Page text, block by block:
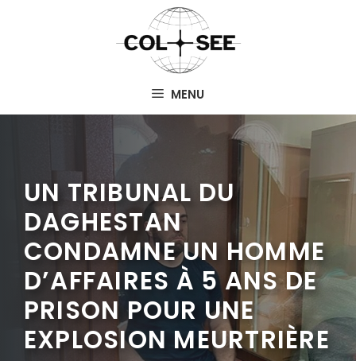
MENU
UN TRIBUNAL DU
DAGHESTAN
CONDAMNE UN HOMME
D’AFFAIRES À 5 ANS DE
PRISON POUR UNE
EXPLOSION MEURTRIÈRE